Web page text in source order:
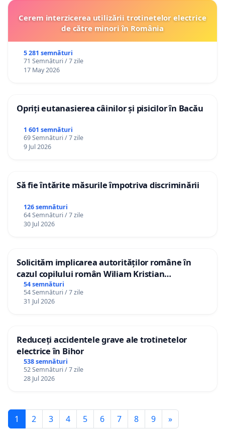
Cerem interzicerea utilizării trotinetelor electrice
de către minori în România
5 281 semnături
71 Semnături / 7 zile
17 May 2026
Opriți eutanasierea câinilor și pisicilor în Bacău
1 601 semnături
69 Semnături / 7 zile
9 Jul 2026
Să fie întărite măsurile împotriva discriminării
126 semnături
64 Semnături / 7 zile
30 Jul 2026
Solicităm implicarea autorităților române în
cazul copilului român Wiliam Kristian
Gheorghe, aflat în plasament în Danemarca de
12 ani
54 semnături
54 Semnături / 7 zile
31 Jul 2026
Reduceți accidentele grave ale trotinetelor
electrice în Bihor
538 semnături
52 Semnături / 7 zile
28 Jul 2026
1 2 3 4 5 6 7 8 9 »